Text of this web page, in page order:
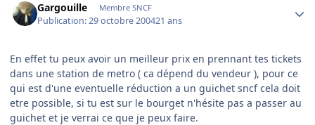
Gargouille Membre SNCF
Publication:29 octobre 200421 ans
En effet tu peux avoir un meilleur prix en prennant tes tickets
dans une station de metro ( ca dépend du vendeur ), pour ce
qui est d'une eventuelle réduction a un guichet sncf cela doit
etre possible, si tu est sur le bourget n'hésite pas a passer au
guichet et je verrai ce que je peux faire.